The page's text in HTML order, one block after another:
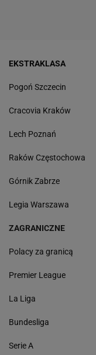
EKSTRAKLASA
Pogoń Szczecin
Cracovia Kraków
Lech Poznań
Raków Częstochowa
Górnik Zabrze
Legia Warszawa
ZAGRANICZNE
Polacy za granicą
Premier League
La Liga
Bundesliga
Serie A